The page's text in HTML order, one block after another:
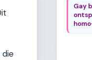
die
Gay